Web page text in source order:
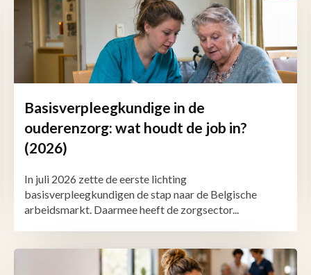
Basisverpleegkundige in de
ouderenzorg: wat houdt de job in?
(2026)
In juli 2026 zette de eerste lichting
basisverpleegkundigen de stap naar de Belgische
arbeidsmarkt. Daarmee heeft de zorgsector...